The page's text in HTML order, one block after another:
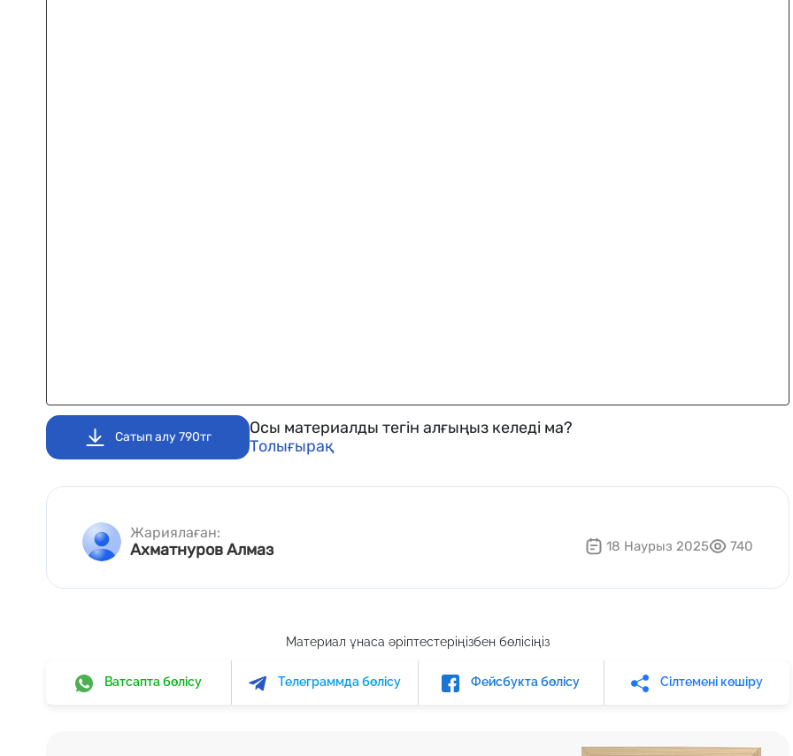
Сатып алу 790тг
Осы материалды тегін алғыңыз келеді ма?
Толығырақ
Жариялаған:
Ахматнуров Алмаз 18 Наурыз 2025 740
Материал ұнаса әріптестеріңізбен бөлісіңіз
Ватсапта бөлісу Телеграммда бөлісу Фейсбукта бөлісу Сілтемені көшіру